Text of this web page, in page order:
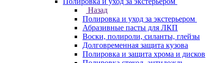
Назад
Полировка и уход за экстерьером
Абразивные пасты для ЛКП
Воски, полироли, силанты, глейзы
Долговременная защита кузова
Полировка и защита хрома и дисков